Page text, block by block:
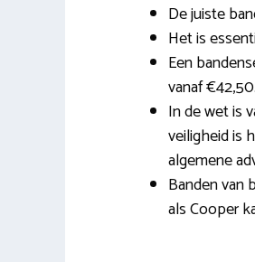
De juiste
Het is
Een
vanaf €42,50.
In de wet is
veiligheid is
algemene
Banden van
als Cooper